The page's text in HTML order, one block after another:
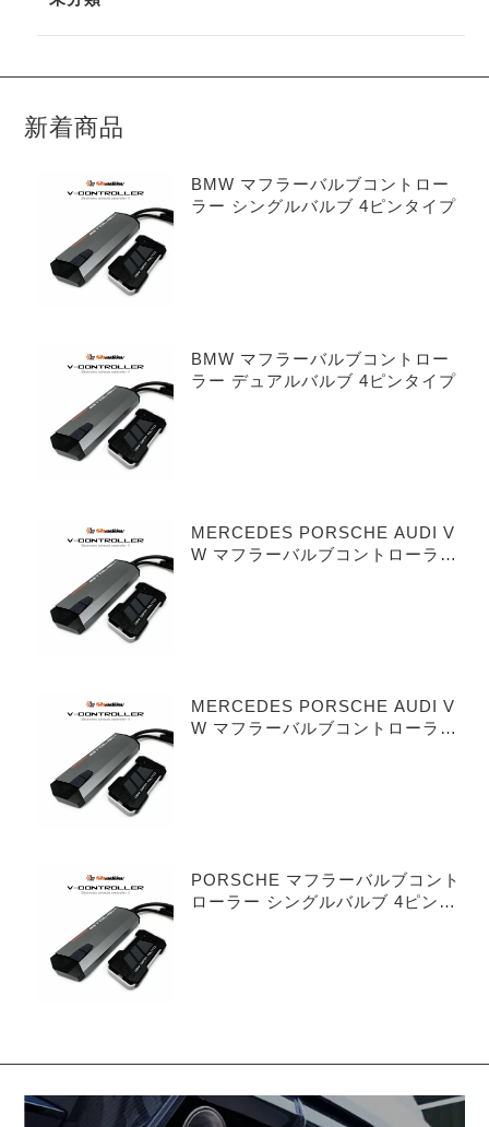
新着商品
BMW マフラーバルブコントロー
ラー シングルバルブ 4ピンタイプ
BMW マフラーバルブコントロー
ラー デュアルバルブ 4ピンタイプ
MERCEDES PORSCHE AUDI V
W マフラーバルブコントローラー
MERCEDES PORSCHE AUDI V
W マフラーバルブコントローラー
PORSCHE マフラーバルブコント
ローラー シングルバルブ 4ピンタ